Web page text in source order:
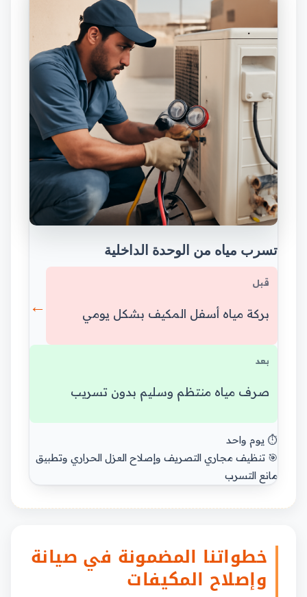
تسرب مياه من الوحدة الداخلية
قبل
بركة مياه أسفل المكيف بشكل يومي ←
بعد
صرف مياه منتظم وسليم بدون تسريب
⏱️ يوم واحد
🎯 تنظيف مجاري التصريف وإصلاح العزل الحراري وتطبيق
مانع التسرب
خطواتنا المضمونة في صيانة
وإصلاح المكيفات